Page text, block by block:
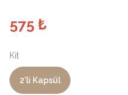
575 ₺
Kit
2'li Kapsül